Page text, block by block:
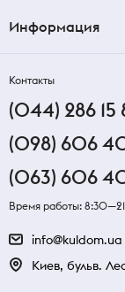
Информация
Контакты
(044) 286 15
(098) 606
(063) 606
Время работы:
info@kuldom.ua
Киев, бульв.